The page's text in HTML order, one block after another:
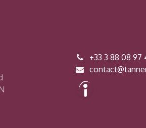
+33 3 88 08 97